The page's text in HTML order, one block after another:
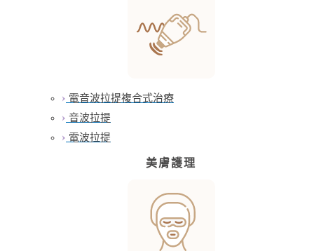
電音波拉提複合式治療
音波拉提
電波拉提
美膚護理